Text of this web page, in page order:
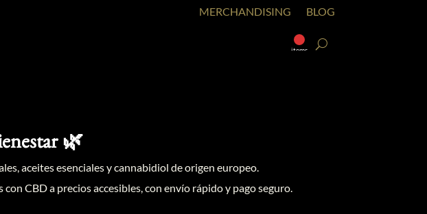
MERCHANDISING BLOG
items
🌿
aceites esenciales y cannabidiol de origen europeo.
CBD a precios accesibles, con envío rápido y pago seguro.